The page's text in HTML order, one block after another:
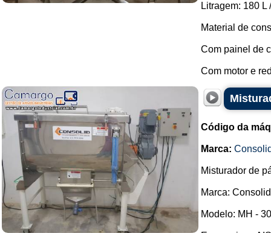
Litragem: 180 L
Material de
Com painel de
Com motor e
Código da
Marca:
Misturador de
Marca:
Modelo: MH -